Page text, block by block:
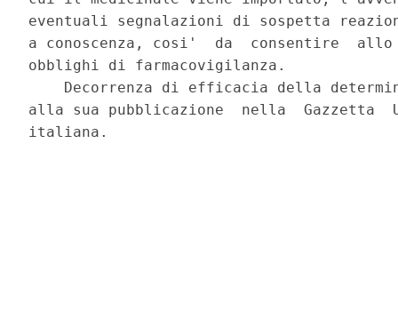
eventuali segnalazioni di sospetta
a conoscenza, cosi'  da  consentire
obblighi di farmacovigilanza.
Decorrenza di efficacia della
alla sua pubblicazione  nella  Gazzetta